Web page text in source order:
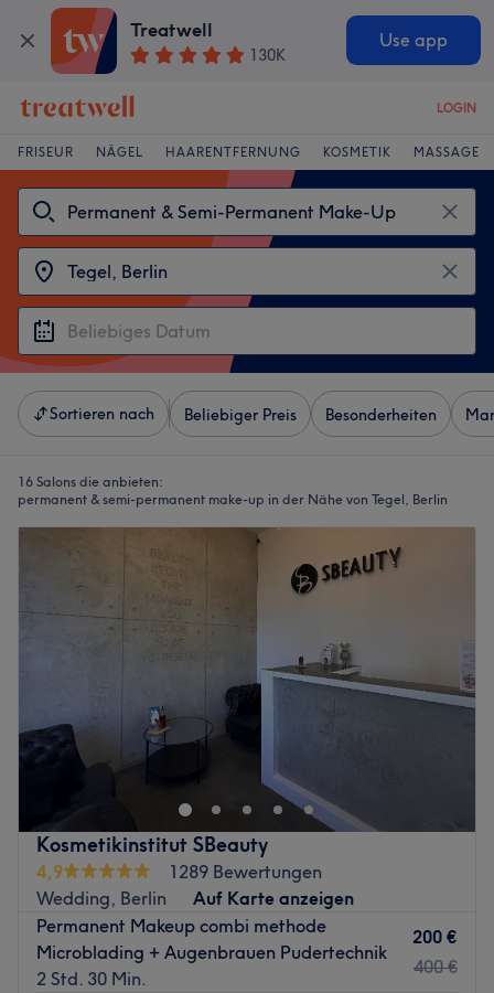
Treatwell
130K
Use app
LOGIN
FRISEUR NÄGEL HAARENTFERNUNG KOSMETIK MASSAGE
Sortieren nach Beliebiger Preis Besonderheiten
16 Salons die anbieten:
permanent & semi-permanent make-up in der Nähe von Tegel, Berlin
Kosmetikinstitut SBeauty
4,9
1289 Bewertungen
Wedding, Berlin
Auf Karte anzeigen
Permanent Makeup combi methode
Microblading + Augenbrauen Pudertechnik
2 Std. 30 Min.
200 €
400 €